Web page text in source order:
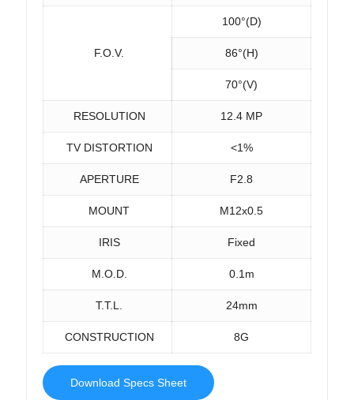
F.O.V.
100°(D)
86°(H)
70°(V)
RESOLUTION 12.4 MP
TV DISTORTION <1%
APERTURE F2.8
MOUNT M12x0.5
IRIS Fixed
M.O.D. 0.1m
T.T.L. 24mm
CONSTRUCTION 8G
Download Specs Sheet